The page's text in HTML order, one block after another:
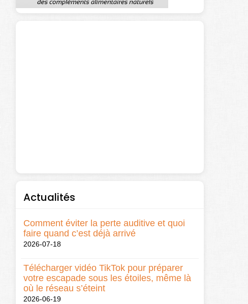
Actualités
Comment éviter la perte auditive et quoi
faire quand c’est déjà arrivé
2026-07-18
Télécharger vidéo TikTok pour préparer
votre escapade sous les étoiles, même là
où le réseau s’éteint
2026-06-19